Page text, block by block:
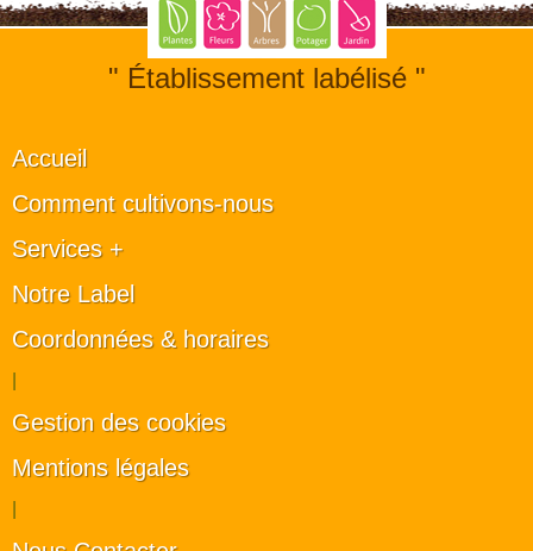
" Établissement labélisé "
Accueil
Comment cultivons-nous
Services +
Notre Label
Coordonnées & horaires
Gestion des cookies
Mentions légales